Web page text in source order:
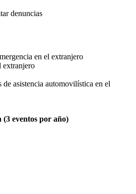
denuncias
en el extranjero
extranjero
de asistencia automovilística en el
(3 eventos por año)